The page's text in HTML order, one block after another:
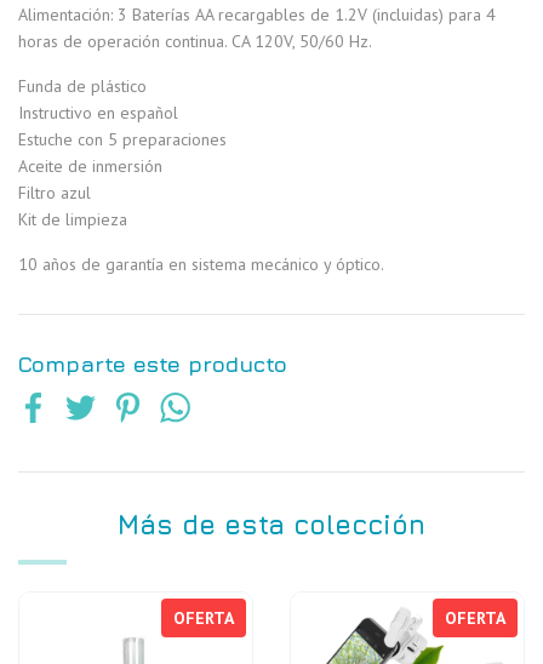
Alimentación: 3 Baterías AA recargables de 1.2V (incluidas) para 4
horas de operación continua. CA 120V, 50/60 Hz.
Funda de plástico
Instructivo en español
Estuche con 5 preparaciones
Aceite de inmersión
Filtro azul
Kit de limpieza
10 años de garantía en sistema mecánico y óptico.
Comparte este producto
Más de esta colección
OFERTA OFERTA